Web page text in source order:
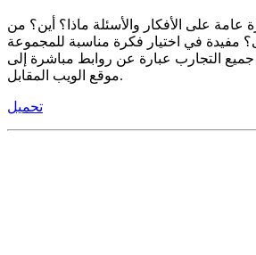
عامة على الأفكار والأسئلة ماذا؟ أين؟ من
مفيدة في اختيار فكرة مناسبة للمجموعة
جميع التجارب عبارة عن روابط مباشرة إلى
موقع الويب المقابل.
تحميل